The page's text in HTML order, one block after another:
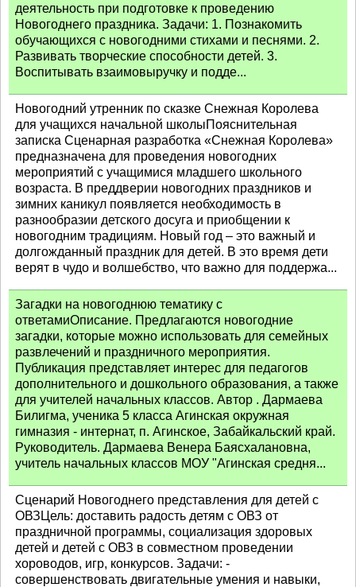
деятельность при подготовке к проведению
Новогоднего праздника. Задачи: 1. Познакомить
обучающихся с новогодними стихами и песнями. 2.
Развивать творческие способности детей. 3.
Воспитывать взаимовыручку и подде...
Новогодний утренник по сказке Снежная Королева
для учащихся начальной школыПояснительная
записка Сценарная разработка «Снежная Королева»
предназначена для проведения новогодних
мероприятий с учащимися младшего школьного
возраста. В преддверии новогодних праздников и
зимних каникул появляется необходимость в
разнообразии детского досуга и приобщении к
новогодним традициям. Новый год – это важный и
долгожданный праздник для детей. В это время дети
верят в чудо и волшебство, что важно для поддержа...
Загадки на новогоднюю тематику с
ответамиОписание. Предлагаются новогодние
загадки, которые можно использовать для семейных
развлечений и праздничного мероприятия.
Публикация представляет интерес для педагогов
дополнительного и дошкольного образования, а также
для учителей начальных классов. Автор . Дармаева
Билигма, ученика 5 класса Агинская окружная
гимназия - интернат, п. Агинское, Забайкальский край.
Руководитель. Дармаева Венера Баясхалановна,
учитель начальных классов МОУ "Агинская средня...
Сценарий Новогоднего представления для детей с
ОВЗЦель: доставить радость детям с ОВЗ от
праздничной программы, социализация здоровых
детей и детей с ОВЗ в совместном проведении
хороводов, игр, конкурсов. Задачи: -
совершенствовать двигательные умения и навыки,